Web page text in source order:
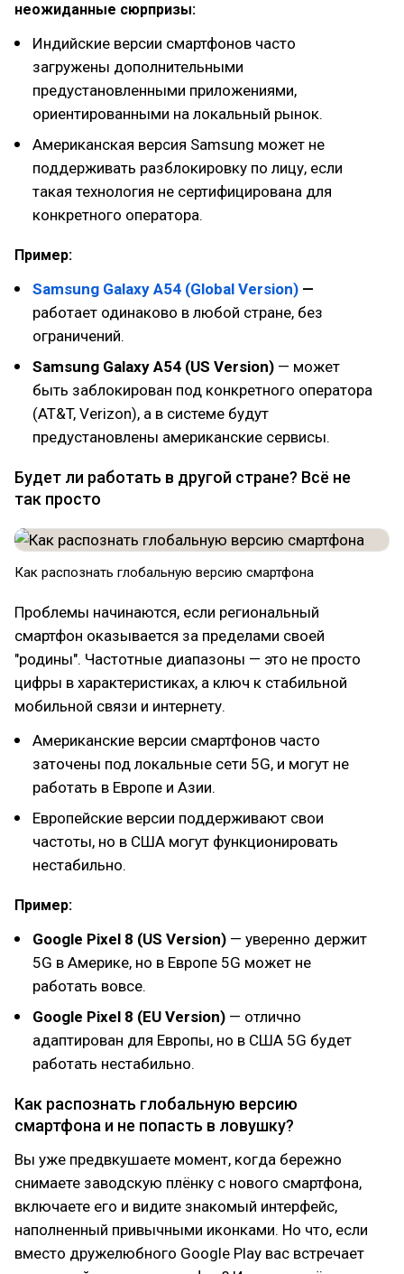
неожиданные сюрпризы:
Индийские версии смартфонов часто
загружены дополнительными
предустановленными приложениями,
ориентированными на локальный рынок.
Американская версия Samsung может не
поддерживать разблокировку по лицу, если
такая технология не сертифицирована для
конкретного оператора.
Пример:
Samsung Galaxy A54 (Global Version) —
работает одинаково в любой стране, без
ограничений.
Samsung Galaxy A54 (US Version) — может
быть заблокирован под конкретного оператора
(AT&T, Verizon), а в системе будут
предустановлены американские сервисы.
Будет ли работать в другой стране? Всё не
так просто
Как распознать глобальную версию смартфона
Проблемы начинаются, если региональный
смартфон оказывается за пределами своей
"родины". Частотные диапазоны — это не просто
цифры в характеристиках, а ключ к стабильной
мобильной связи и интернету.
Американские версии смартфонов часто
заточены под локальные сети 5G, и могут не
работать в Европе и Азии.
Европейские версии поддерживают свои
частоты, но в США могут функционировать
нестабильно.
Пример:
Google Pixel 8 (US Version) — уверенно держит
5G в Америке, но в Европе 5G может не
работать вовсе.
Google Pixel 8 (EU Version) — отлично
адаптирован для Европы, но в США 5G будет
работать нестабильно.
Как распознать глобальную версию
смартфона и не попасть в ловушку?
Вы уже предвкушаете момент, когда бережно
снимаете заводскую плёнку с нового смартфона,
включаете его и видите знакомый интерфейс,
наполненный привычными иконками. Но что, если
вместо дружелюбного Google Play вас встречает